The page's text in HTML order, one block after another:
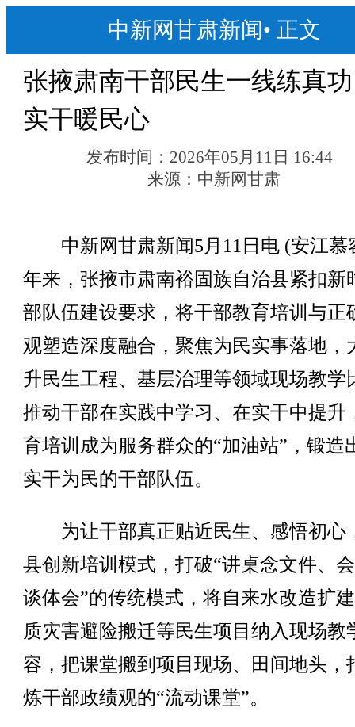
中新网甘肃新闻• 正文
张掖肃南干部民生一线练真
实干暖民心
发布时间： 2026年05月11日 16:44
来源： 中新网甘肃
中新网甘肃新闻5月11日电 (安江慕
年来，张掖市肃南裕固族自治县紧扣新
部队伍建设要求，将干部教育培训与正
观塑造深度融合，聚焦为民实事落地，
升民生工程、基层治理等领域现场教学
推动干部在实践中学习、在实干中提升
育培训成为服务群众的“加油站”，锻造
实干为民的干部队伍。
为让干部真正贴近民生、感悟初心
县创新培训模式，打破“讲桌念文件、
谈体会”的传统模式，将自来水改造扩
质灾害避险搬迁等民生项目纳入现场教
容，把课堂搬到项目现场、田间地头，
炼干部政绩观的“流动课堂”。